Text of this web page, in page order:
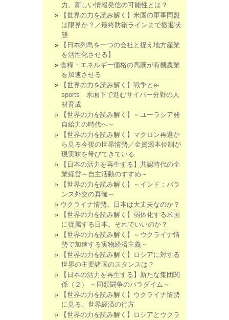
力。新しい情報発信の可能性とは？
【世界の力を読み解く】米国の軍事同盟
は限界か？／最終防衛ラインまで撤退状
態
【日本列島を一つの会社と捉え地方産業
を活性化させる】
食糧・エネルギー価格の高騰が有機農業
を加速させる
【世界の力を読み解く】戦争とe-
sports 水面下で進むサイバー分野の人
材育成
【世界の力を読み解く】～ユーラシア発
自給力の時代へ～
【世界の力を読み解く】マクロン再選か
ら見る今後の世界情勢／金資源本位制が
現実味を帯びてきている
【日本の活力を再生する】共認時代の企
業経営～自主活動のすすめ～
【世界の力を読み解く】～インド：バラ
ンス外交の真髄～
ウクライナ情勢。日本は大丈夫なのか？
【世界の力を読み解く】弱体化する米国
に従属する日本。それでいいのか？
【世界の力を読み解く】～ウクライナ情
勢で加速する実物経済主義～
【世界の力を読み解く】ロシアに対する
世界の主要諸国のスタンスは？
【日本の活力を再生する】新たな集団関
係（２） ～同類闘争のパラダイム～
【世界の力を読み解く】ウクライナ情勢
に見る、世界経済の行方
【世界の力を読み解く】ロシアとウクラ